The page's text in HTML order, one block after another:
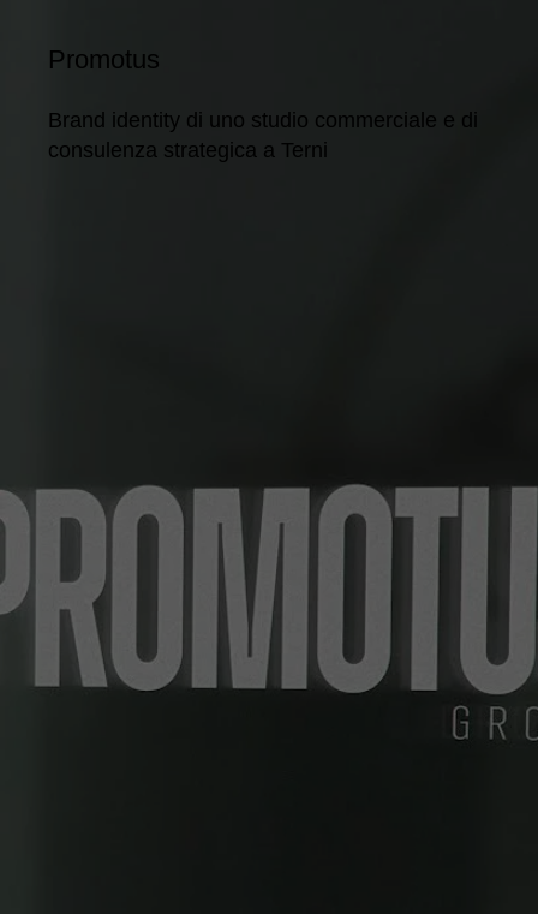
Promotus
Brand identity di uno studio commerciale e di
consulenza strategica a Terni